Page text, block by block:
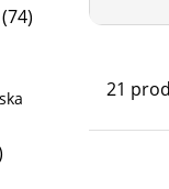
(74)
21